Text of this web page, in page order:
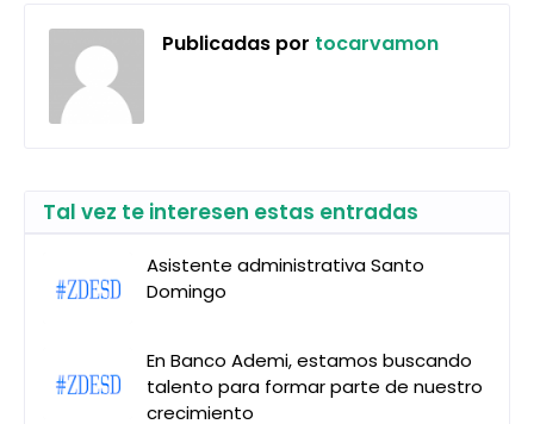
Publicadas por tocarvamon
Tal vez te interesen estas entradas
Asistente administrativa Santo
Domingo
En Banco Ademi, estamos buscando
talento para formar parte de nuestro
crecimiento